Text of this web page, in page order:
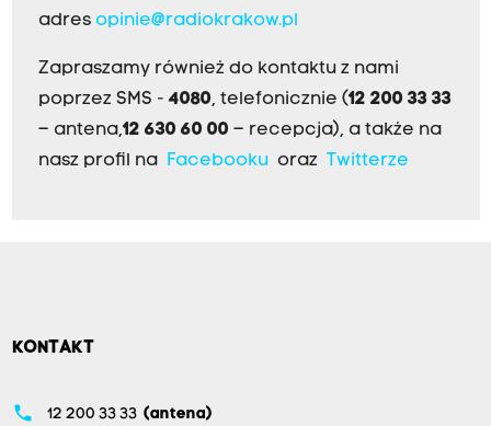
adres opinie@radiokrakow.pl
Zapraszamy również do kontaktu z nami
poprzez SMS - 4080, telefonicznie (12 200 33 33
– antena,12 630 60 00 – recepcja), a także na
nasz profil na
Facebookuoraz Twitterze
KONTAKT
phone 12 200 33 33 (antena)